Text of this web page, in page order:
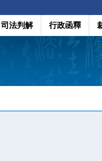
司法判解 行政函釋